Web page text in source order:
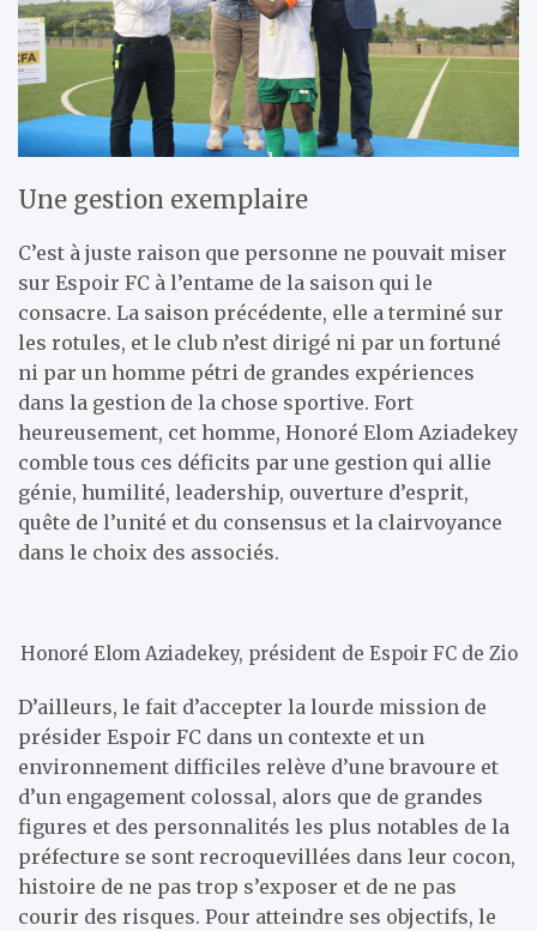
Une gestion exemplaire
C’est à juste raison que personne ne pouvait miser
sur Espoir FC à l’entame de la saison qui le
consacre. La saison précédente, elle a terminé sur
les rotules, et le club n’est dirigé ni par un fortuné
ni par un homme pétri de grandes expériences
dans la gestion de la chose sportive. Fort
heureusement, cet homme, Honoré Elom Aziadekey
comble tous ces déficits par une gestion qui allie
génie, humilité, leadership, ouverture d’esprit,
quête de l’unité et du consensus et la clairvoyance
dans le choix des associés.
Honoré Elom Aziadekey, président de Espoir FC de Zio
D’ailleurs, le fait d’accepter la lourde mission de
présider Espoir FC dans un contexte et un
environnement difficiles relève d’une bravoure et
d’un engagement colossal, alors que de grandes
figures et des personnalités les plus notables de la
préfecture se sont recroquevillées dans leur cocon,
histoire de ne pas trop s’exposer et de ne pas
courir des risques. Pour atteindre ses objectifs, le